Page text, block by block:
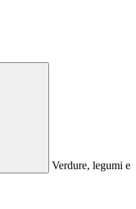
Verdure, legumi e